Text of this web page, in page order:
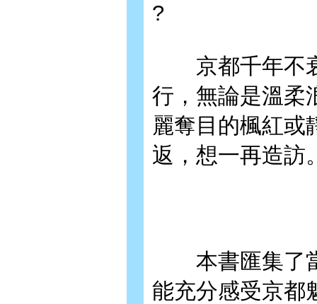
?
京都千年不衰
行，無論是溫柔
麗奪目的楓紅或
返，想一再造訪
本書匯集了當
能充分感受京都